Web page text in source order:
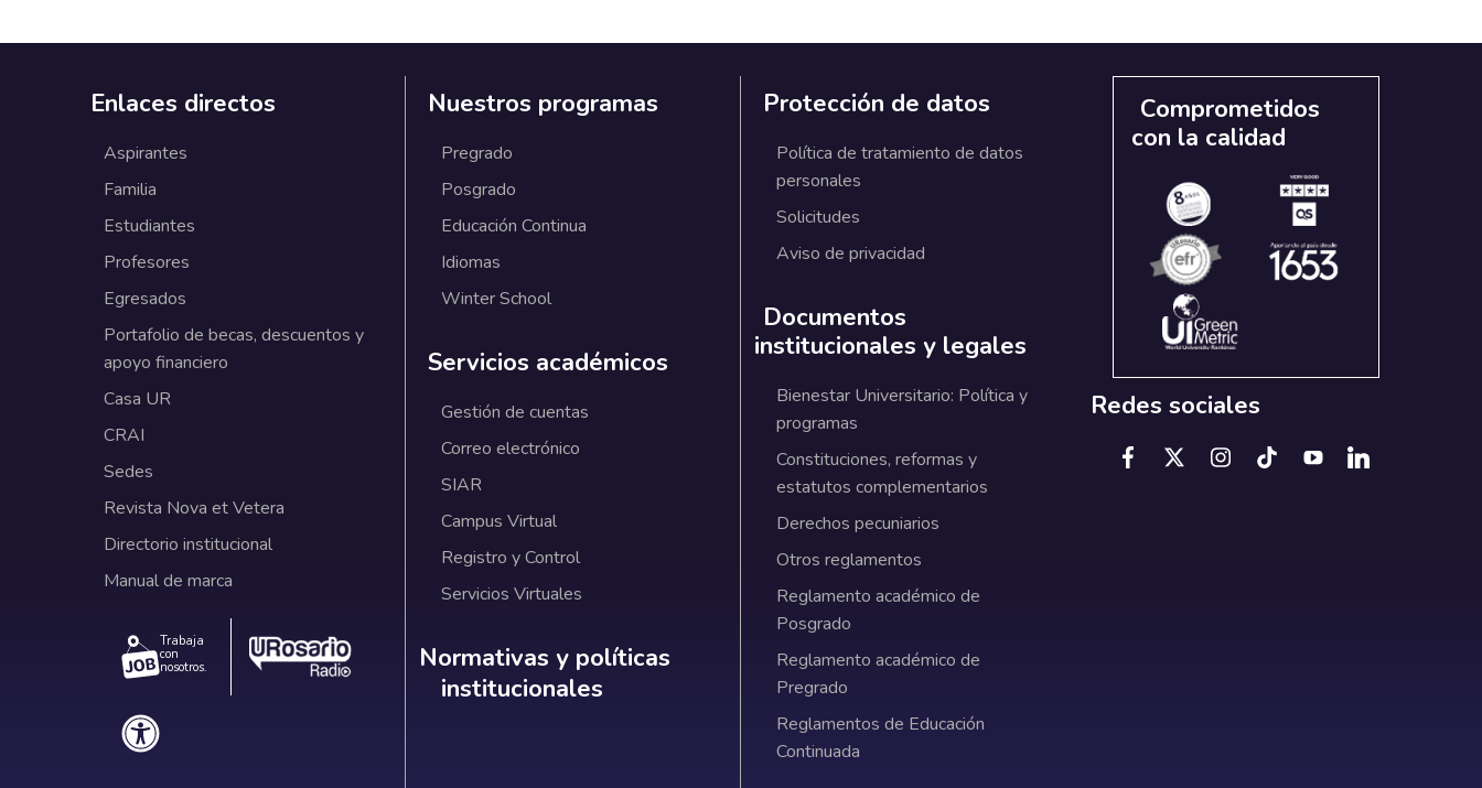
Enlaces directos
Aspirantes
Familia
Estudiantes
Profesores
Egresados
Portafolio de becas, descuentos y
apoyo financiero
Casa UR
CRAI
Sedes
Revista Nova et Vetera
Directorio institucional
Manual de marca
Trabaja
con
nosotros.
Nuestros programas
Pregrado
Posgrado
Educación Continua
Idiomas
Winter School
Servicios académicos
Gestión de cuentas
Correo electrónico
SIAR
Campus Virtual
Registro y Control
Servicios Virtuales
Normativas y políticas institucionales
Normativas y políticas
institucionales
Protección de datos
Política de tratamiento de datos
personales
Solicitudes
Aviso de privacidad
Documentos
institucionales y legales
Bienestar Universitario: Política y
programas
Constituciones, reformas y
estatutos complementarios
Derechos pecuniarios
Otros reglamentos
Reglamento académico de
Posgrado
Reglamento académico de
Pregrado
Reglamentos de Educación
Continuada
Comprometidos
con la calidad
Redes sociales